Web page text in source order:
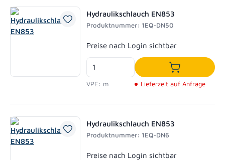
Hydraulikschlauch EN853
Produktnummer: 1EQ-DN50
Regulärer Preis:
Preise nach Login sichtbar
VPE: m
In den
Lieferzeit auf Anfrage
Hydraulikschlauch EN853
Produktnummer: 1EQ-DN6
Regulärer Preis:
Preise nach Login sichtbar